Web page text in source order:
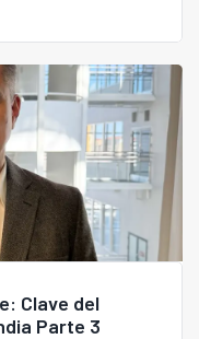
Clave del
Parte 3